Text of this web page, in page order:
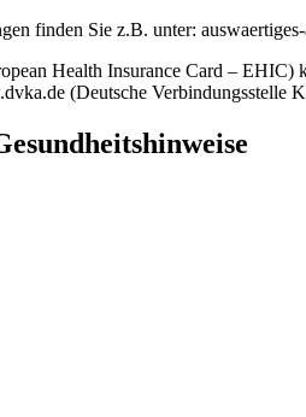
finden Sie z.B. unter:
Health Insurance Card –
(Deutsche Verbindungsstelle